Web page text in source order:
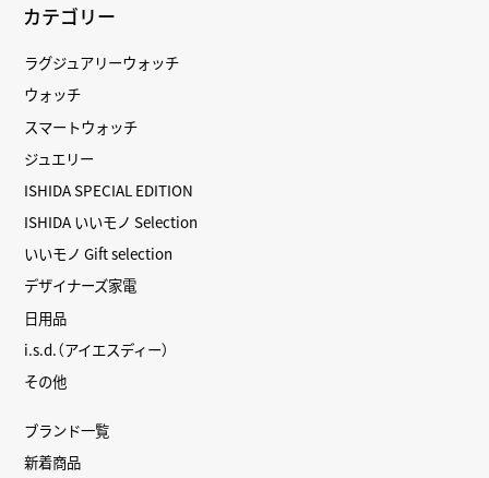
カテゴリー
ラグジュアリーウォッチ
ウォッチ
スマートウォッチ
ジュエリー
ISHIDA SPECIAL EDITION
ISHIDA いいモノ Selection
いいモノ Gift selection
デザイナーズ家電
日用品
i.s.d.（アイエスディー）
その他
ブランド一覧
新着商品